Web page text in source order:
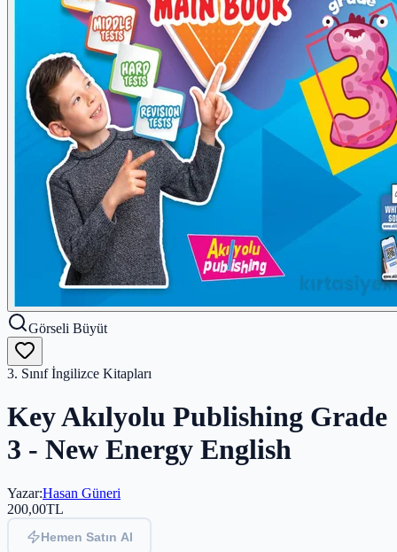
Görseli Büyüt
3. Sınıf İngilizce Kitapları
Key Akılyolu Publishing Grade
3 - New Energy English
Yazar:Hasan Güneri
200,00TL
Hemen Satın Al